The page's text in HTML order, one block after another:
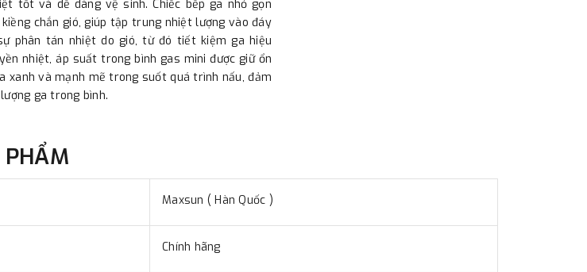
tốt và dễ dàng vệ sinh. Chiếc bếp ga nhỏ gọn
chắn gió, giúp tập trung nhiệt lượng vào đáy
phân tán nhiệt do gió, từ đó tiết kiệm ga hiệu
nhiệt, áp suất trong bình gas mini được giữ ổn
xanh và mạnh mẽ trong suốt quá trình nấu, đảm
ga trong bình.
PHẨM
Maxsun ( Hàn Quốc )
Chính hãng